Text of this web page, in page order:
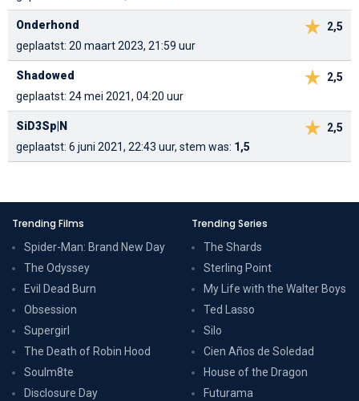
2,5
Onderhond
geplaatst: 20 maart 2023, 21:59 uur
2,5
Shadowed
geplaatst: 24 mei 2021, 04:20 uur
2,5
SiD3Sp|N
geplaatst: 6 juni 2021, 22:43 uur, stem was: 1,5
Trending Films
Spider-Man: Brand New Day
The Odyssey
Evil Dead Burn
Obsession
Supergirl
The Death of Robin Hood
Soulm8te
Disclosure Day
Trending Series
The Shards
Sterling Point
My Life with the Walter Boys
Ted Lasso
Silo
Cien Años de Soledad
House of the Dragon
Futurama